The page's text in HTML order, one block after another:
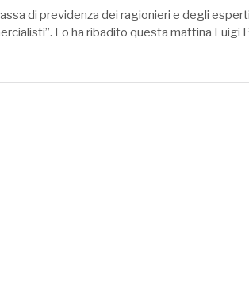
di previdenza dei ragionieri e degli
Lo ha ribadito questa mattina Luigi